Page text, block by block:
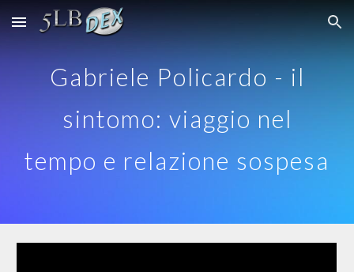
Skip to main content Skip to navigation
Gabriele Policardo - il
sintomo: viaggio nel
tempo e relazione sospesa